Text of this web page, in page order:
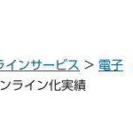
インサービス > 電子
ライン化実績